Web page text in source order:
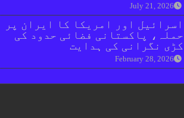
July 21, 2026
اسرائیل اور امریکا کا ایران پر
حملہ، پاکستانی فضائی حدود کی
کڑی نگرانی کی ہدایت
February 28, 2026